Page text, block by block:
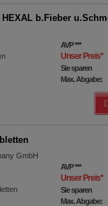
HEXAL b.Fieber
AVP***
Unser Preis*
Sie sparen
Max. Abgabe:
GmbH
AVP***
Unser Preis*
Sie sparen
Max. Abgabe: